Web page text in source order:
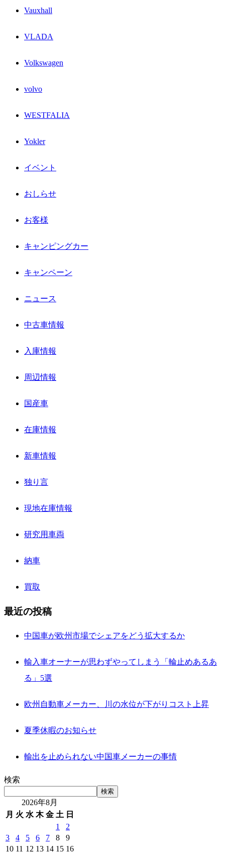
Vauxhall
VLADA
Volkswagen
volvo
WESTFALIA
Yokler
イベント
おしらせ
お客様
キャンピングカー
キャンペーン
ニュース
中古車情報
入庫情報
周辺情報
国産車
在庫情報
新車情報
独り言
現地在庫情報
研究用車両
納車
買取
最近の投稿
中国車が欧州市場でシェアをどう拡大するか
輸入車オーナーが思わずやってしまう「輪止めあるあ
る」5選
欧州自動車メーカー、川の水位が下がりコスト上昇
夏季休暇のお知らせ
輸出を止められない中国車メーカーの事情
検索
検索
2026年8月
月 火 水 木 金 土 日
1
2
3
4 5 6 7 8
9
10 11 12 13 14 15 16